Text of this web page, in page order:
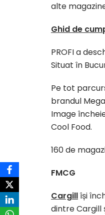
alte
Ghid de
PROFI a
Situat în
Pe tot
brandul
Image
Cool Food.
160 de
FMCG
Cargillîși
dintre Cargill